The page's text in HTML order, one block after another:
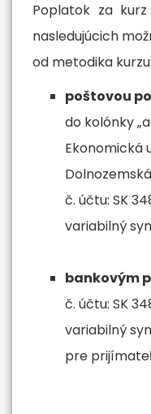
Poplatok za
nasledujúcich
od metodika kurzu:
poštovou
do kolónky
Ekonomická
č. účtu: SK
variabilný
bankovým
č. účtu: SK
variabilný
pre